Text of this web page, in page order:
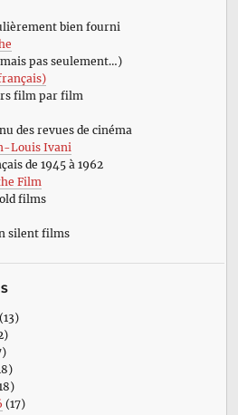
bien fourni
pas seulement…)
film par film
des revues de cinéma
Louis Ivani
de 1945 à 1962
Film
films
silent films
(13)
(17)